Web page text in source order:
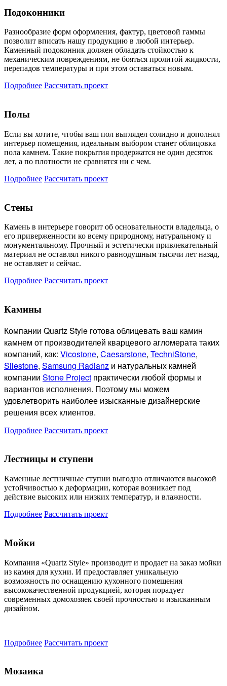
Подоконники
Разнообразие форм оформления, фактур, цветовой гаммы
позволит вписать нашу продукцию в любой интерьер.
Каменный подоконник должен обладать стойкостью к
механическим повреждениям, не бояться пролитой жидкости,
перепадов температуры и при этом оставаться новым.
Подробнее Рассчитать проект
Полы
Если вы хотите, чтобы ваш пол выглядел солидно и дополнял
интерьер помещения, идеальным выбором станет облицовка
пола камнем. Такие покрытия продержатся не один десяток
лет, а по плотности не сравнятся ни с чем.
Подробнее Рассчитать проект
Стены
Камень в интерьере говорит об основательности владельца, о
его приверженности ко всему природному, натуральному и
монументальному. Прочный и эстетически привлекательный
материал не оставлял никого равнодушным тысячи лет назад,
не оставляет и сейчас.
Подробнее Рассчитать проект
Камины
Компании Quartz Style готоваоблицевать ваш камин
камнем от производителей кварцевого агломерата таких
компаний, как: Vicostone, Caesarstone, TechniStone,
Silestone, Samsung Radianz и натуральных камней
компании Stone Project практически любой формы и
вариантов исполнения. Поэтому мы можем
удовлетворить наиболее изысканные дизайнерские
решения всех клиентов.
Подробнее Рассчитать проект
Лестницы и ступени
Каменные лестничные ступни выгодно отличаются высокой
устойчивостью к деформации, которая возникает под
действие высоких или низких температур, и влажности.
Подробнее Рассчитать проект
Мойки
Компания «Quartz Style» производит и продает на заказ мойки
из камня для кухни. И предоставляет уникальную
возможность по оснащению кухонного помещения
высококачественной продукцией, которая порадует
современных домохозяек своей прочностью и изысканным
дизайном.
Подробнее Рассчитать проект
Мозаика